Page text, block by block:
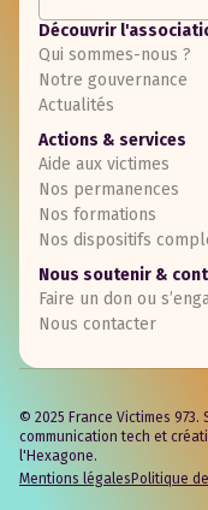
Découvrir
Qui sommes-nous ?
Notre gouvernance
Actualités
Actions & services
Aide aux victimes
Nos permanences
Nos formations
Nos dispositifs
Nous soutenir &
Faire un don ou
Nous contacter
© 2025 France Victimes
communication tech et
l'Hexagone.
Mentions légales Politique